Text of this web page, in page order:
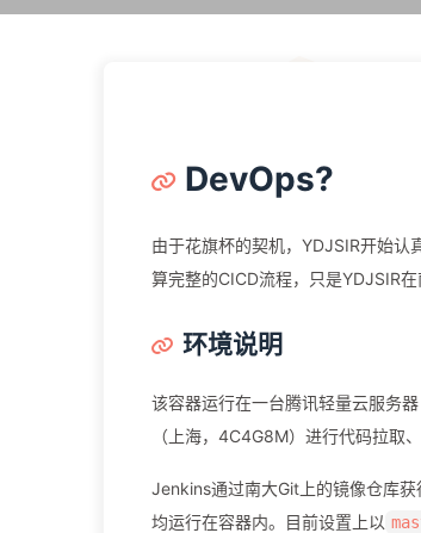
DevOps?
由于花旗杯的契机，YDJSIR开始
算完整的CICD流程，只是YDJSIR
环境说明
该容器运行在一台腾讯轻量云服务
（上海，4C4G8M）进行代码拉取
Jenkins通过南大Git上的镜像仓库
均运行在容器内。目前设置上以